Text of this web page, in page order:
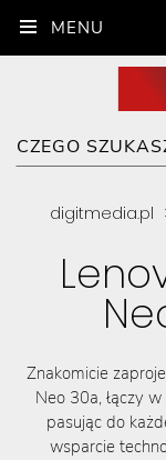
digitmedia.pl
Znakomicie
Neo 30a, łączy
pasując do
wsparcie